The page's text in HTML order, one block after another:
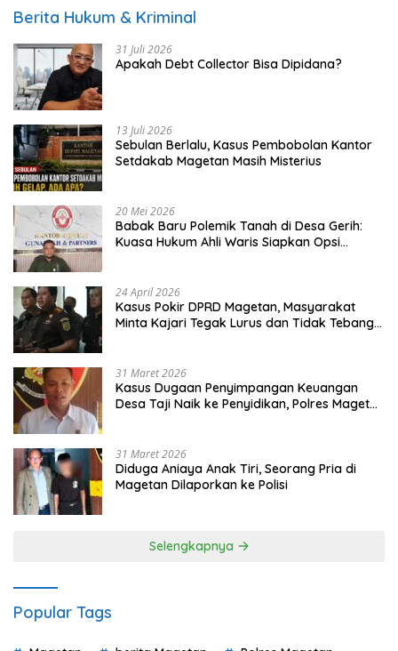
Berita Hukum & Kriminal
31 Juli 2026
Apakah Debt Collector Bisa Dipidana?
13 Juli 2026
Sebulan Berlalu, Kasus Pembobolan Kantor
Setdakab Magetan Masih Misterius
20 Mei 2026
Babak Baru Polemik Tanah di Desa Gerih:
Kuasa Hukum Ahli Waris Siapkan Opsi
24 April 2026
Kasus Pokir DPRD Magetan, Masyarakat
Minta Kajari Tegak Lurus dan Tidak Tebang
31 Maret 2026
Kasus Dugaan Penyimpangan Keuangan
Desa Taji Naik ke Penyidikan, Polres Magetan
31 Maret 2026
Diduga Aniaya Anak Tiri, Seorang Pria di
Magetan Dilaporkan ke Polisi
Selengkapnya
Popular Tags